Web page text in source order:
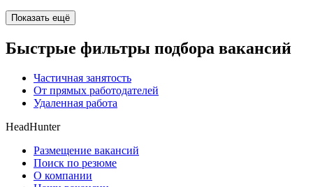
Показать ещё
Быстрые фильтры подбора вакансий
Частичная занятость
От прямых работодателей
Удаленная работа
HeadHunter
Размещение вакансий
Поиск по резюме
О компании